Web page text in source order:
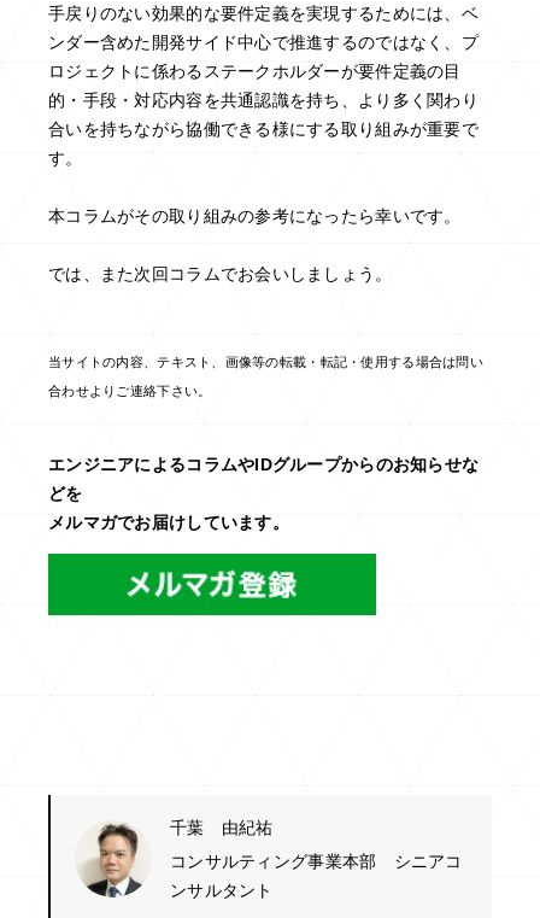
手戻りのない効果的な要件定義を実現するためには、ベ
ンダー含めた開発サイド中心で推進するのではなく、プ
ロジェクトに係わるステークホルダーが要件定義の目
的・手段・対応内容を共通認識を持ち、より多く関わり
合いを持ちながら協働できる様にする取り組みが重要で
す。
本コラムがその取り組みの参考になったら幸いです。
では、また次回コラムでお会いしましょう。
当サイトの内容、テキスト、画像等の転載・転記・使用する場合は問い
合わせよりご連絡下さい。
エンジニアによるコラムやIDグループからのお知らせな
どを
メルマガでお届けしています。
千葉 由紀祐
コンサルティング事業本部 シニアコ
ンサルタント